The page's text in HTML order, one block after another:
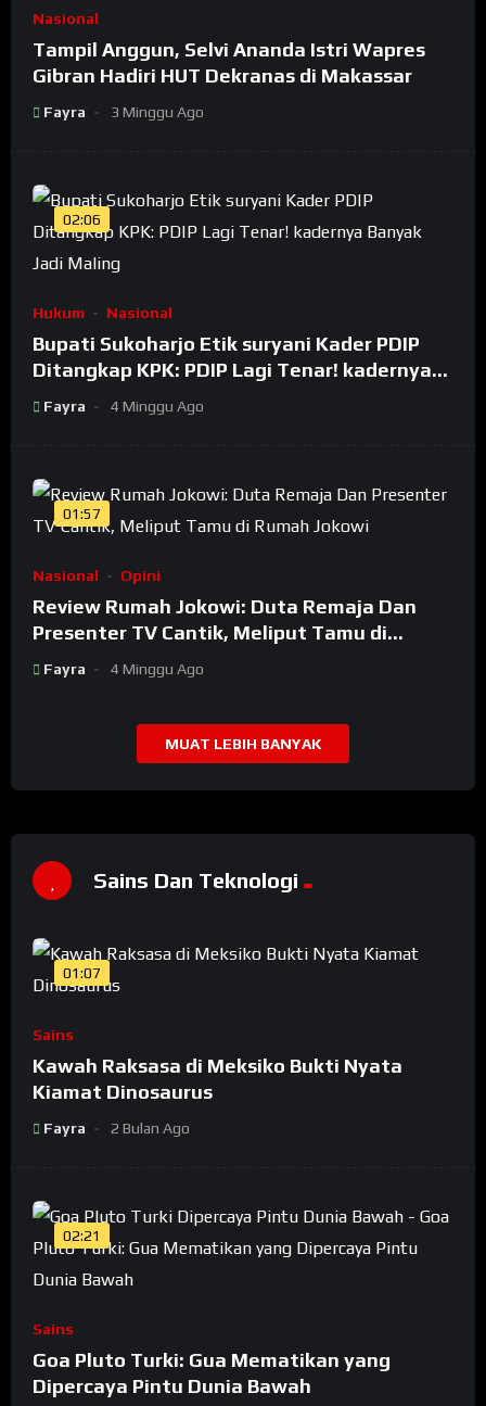
Nasional
Tampil Anggun, Selvi Ananda Istri Wapres
Gibran Hadiri HUT Dekranas di Makassar
Fayra 3 Minggu Ago
02:06
Hukum Nasional
Bupati Sukoharjo Etik suryani Kader PDIP
Ditangkap KPK: PDIP Lagi Tenar! kadernya
Fayra 4 Minggu Ago
01:57
Nasional Opini
Review Rumah Jokowi: Duta Remaja Dan
Presenter TV Cantik, Meliput Tamu di
Fayra 4 Minggu Ago
MUAT LEBIH BANYAK
Sains Dan Teknologi
01:07
Sains
Kawah Raksasa di Meksiko Bukti Nyata
Kiamat Dinosaurus
Fayra 2 Bulan Ago
02:21
Sains
Goa Pluto Turki: Gua Mematikan yang
Dipercaya Pintu Dunia Bawah